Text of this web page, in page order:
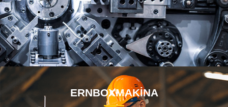
ERNBOXMAKİNA